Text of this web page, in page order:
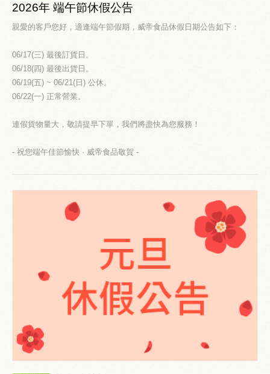
2026年 端午節休假公告
親愛的客戶您好，適逢端午節假期，威帝食品休假日期公告如下：
06/17(三) 最後訂貨日。
06/18(四) 最後出貨日。
06/19(五) ~ 06/21(日) 公休。
06/22(一) 正常營業。
連假貨物量大，敬請提早下單，我們將盡快為您服務！
- 祝您端午佳節愉快 · 威帝食品敬賀 -